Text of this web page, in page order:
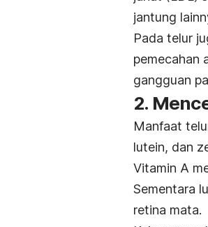
jantung
Pada telur
pemecahan
gangguan
2.
Manfaat
lutein, dan
Vitamin A
Sementara
retina mata.